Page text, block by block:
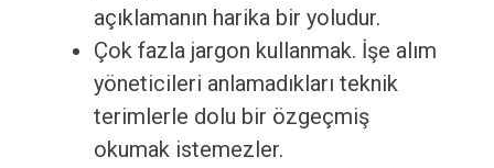
açıklamanın harika bir yoludur.
Çok fazla jargon kullanmak. İşe alım
yöneticileri anlamadıkları teknik
terimlerle dolu bir özgeçmiş
okumak istemezler.